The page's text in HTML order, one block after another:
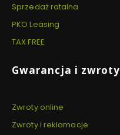
Sprzedaż ratalna
PKO Leasing
TAX FREE
Gwarancja i zwroty
Zwroty online
Zwroty i reklamacje